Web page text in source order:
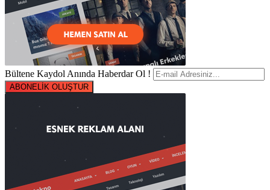
Bültene Kaydol Anında Haberdar Ol !
ABONELİK OLUŞTUR